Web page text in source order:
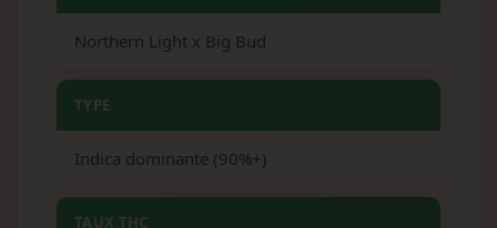
Northern Light x Big Bud
TYPE
Indica dominante (90%+)
TAUX THC